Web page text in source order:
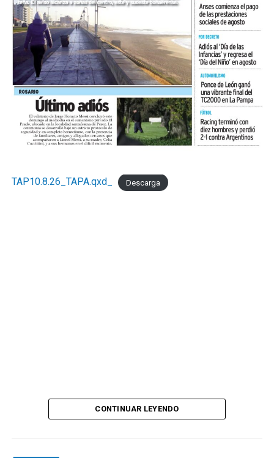
TAP10.8.26_TAPA.qxd_ Descarga
CONTINUAR LEYENDO